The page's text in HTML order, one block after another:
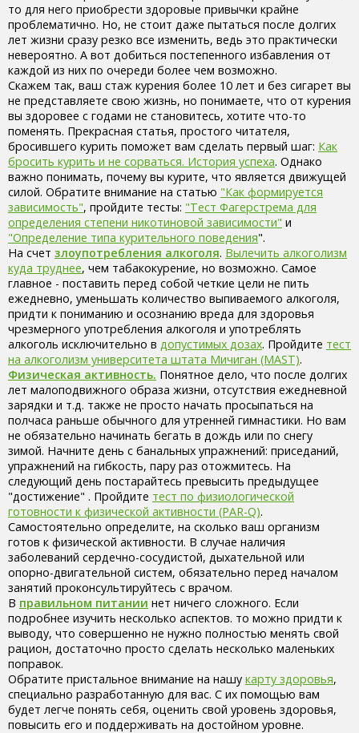
то для него приобрести здоровые привычки крайне
проблематично. Но, не стоит даже пытаться после долгих
лет жизни сразу резко все изменить, ведь это практически
невероятно. А вот добиться постепенного избавления от
каждой из них по очереди более чем возможно.
Скажем так, ваш стаж курения более 10 лет и без сигарет вы
не представляете свою жизнь, но понимаете, что от курения
вы здоровее с годами не становитесь, хотите что-то
поменять. Прекрасная статья, простого читателя,
бросившего курить поможет вам сделать первый шаг: Как
бросить курить и не сорваться. История успеха. Однако
важно понимать, почему вы курите, что является движущей
силой. Обратите внимание на статью "Как формируется
зависимость", пройдите тесты: "Тест Фагерстрема для
определения степени никотиновой зависимости" и
"Определение типа курительного поведения".
На счет злоупотребления алкоголя. Вылечить алкоголизм
куда труднее, чем табакокурение, но возможно. Самое
главное - поставить перед собой четкие цели не пить
ежедневно, уменьшать количество выпиваемого алкоголя,
придти к пониманию и осознанию вреда для здоровья
чрезмерного употребления алкоголя и употреблять
алкоголь исключительно в допустимых дозах. Пройдите тест
на алкоголизм университета штата Мичиган (MAST).
Физическая активность. Понятное дело, что после долгих
лет малоподвижного образа жизни, отсутствия ежедневной
зарядки и т.д. также не просто начать просыпаться на
полчаса раньше обычного для утренней гимнастики. Но вам
не обязательно начинать бегать в дождь или по снегу
зимой. Начните день с банальных упражнений: приседаний,
упражнений на гибкость, пару раз отожмитесь. На
следующий день постарайтесь превысить предыдущее
"достижение" . Пройдите тест по физиологической
готовности к физической активности (PAR-Q).
Самостоятельно определите, на сколько ваш организм
готов к физической активности. В случае наличия
заболеваний сердечно-сосудистой, дыхательной или
опорно-двигательной систем, обязательно перед началом
занятий проконсультируйтесь с врачом.
В правильном питании нет ничего сложного. Если
подробнее изучить несколько аспектов. то можно придти к
выводу, что совершенно не нужно полностью менять свой
рацион, достаточно просто сделать несколько маленьких
поправок.
Обратите пристальное внимание на нашу карту здоровья,
специально разработанную для вас. С их помощью вам
будет легче понять себя, оценить свой уровень здоровья,
повысить его и поддерживать на достойном уровне.